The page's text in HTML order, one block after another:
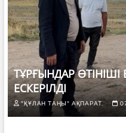
ТҰРҒЫНДАР ӨТІНІШІ
ЕСКЕРІЛДІ
"ҚҰЛАН ТАҢЫ" АҚПАРАТ.